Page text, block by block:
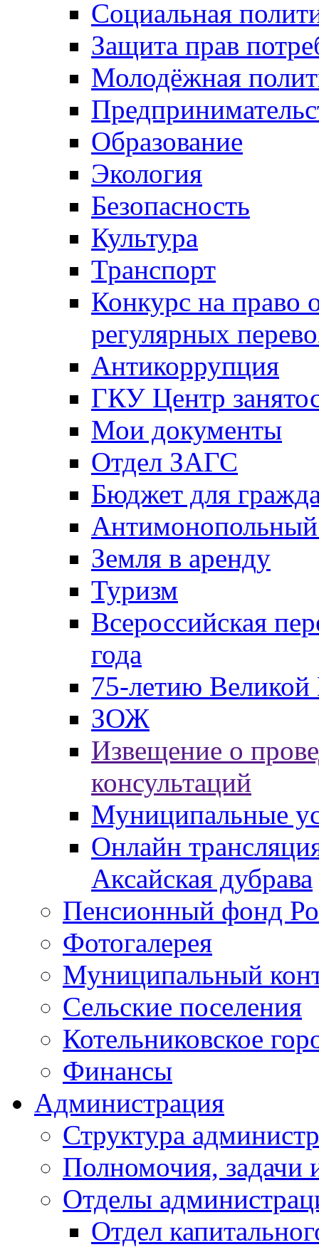
Социальная
Защита прав
Молодёжная
Образование
Экология
Безопасность
Культура
Транспорт
Конкурс на право
регулярных
Антикоррупция
ГКУ Центр
Мои документы
Отдел ЗАГС
Бюджет для
Антимонопольный
Земля в аренду
Туризм
Всероссийская
года
75-летию
ЗОЖ
Извещение о
консультаций
Муниципальные
Онлайн
Аксайская дубрава
Пенсионный фонд
Фотогалерея
Муниципальный
Сельские поселения
Котельниковское
Финансы
Администрация
Структура
Полномочия, задачи
Отделы
Отдел